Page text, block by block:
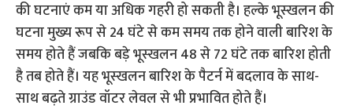
की घटनाएं कम या अधिक गहरी हो सकती है। हल्के भूस्खलन की
घटना मुख्य रूप से 24 घंटे से कम समय तक होने वाली बारिश के
समय होते हैं जबकि बड़े भूस्खलन 48 से 72 घंटे तक बारिश होती
है तब होते हैं। यह भूस्खलन बारिश के पैटर्न में बदलाव के साथ-
साथ बढ़ते ग्राउंड वॉटर लेवल से भी प्रभावित होते हैं।